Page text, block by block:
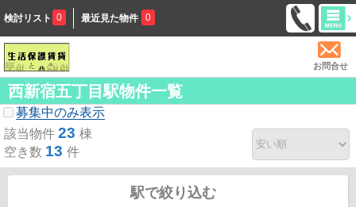
検討リスト 0 最近見た物件 0
お問合せ
西新宿五丁目駅物件一覧
募集中のみ表示
該当物件 23 棟
空き数 13 件
駅で絞り込む